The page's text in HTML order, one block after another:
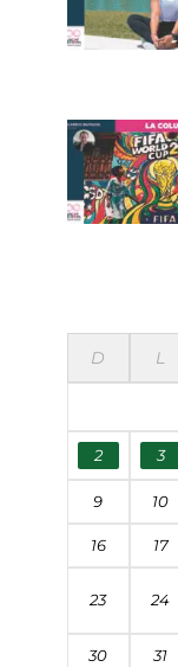
D L
2 3
9 10
16 17
23 24
30 31